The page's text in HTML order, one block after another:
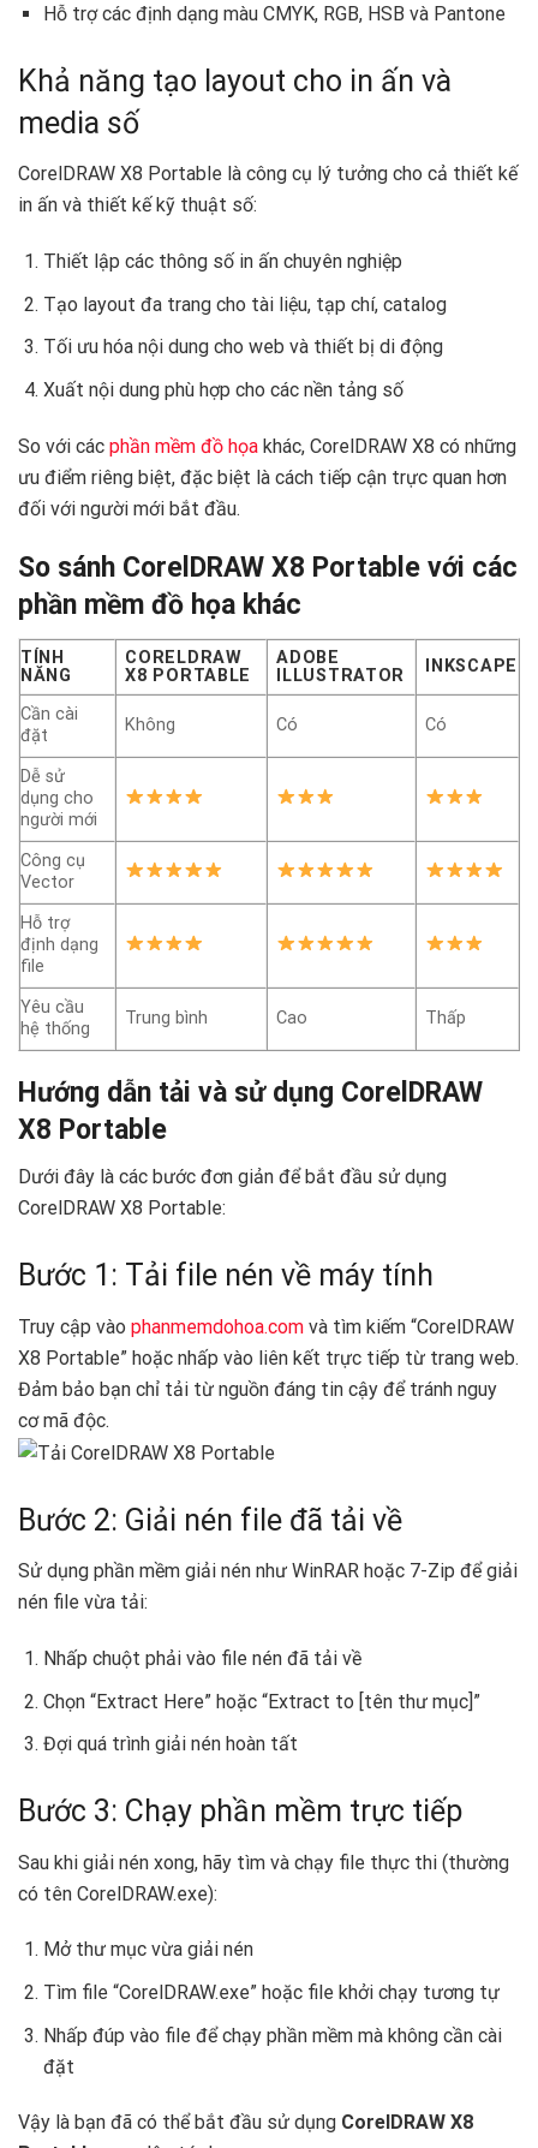
Hỗ trợ các định dạng màu CMYK, RGB, HSB và Pantone
Khả năng tạo layout cho in ấn và
media số
CorelDRAW X8 Portable là công cụ lý tưởng cho cả thiết kế
in ấn và thiết kế kỹ thuật số:
Thiết lập các thông số in ấn chuyên nghiệp
Tạo layout đa trang cho tài liệu, tạp chí, catalog
Tối ưu hóa nội dung cho web và thiết bị di động
Xuất nội dung phù hợp cho các nền tảng số
So với các phần mềm đồ họa khác, CorelDRAW X8 có những
ưu điểm riêng biệt, đặc biệt là cách tiếp cận trực quan hơn
đối với người mới bắt đầu.
So sánh CorelDRAW X8 Portable với các
phần mềm đồ họa khác
TÍNH
NĂNG
CORELDRAW
X8 PORTABLE
ADOBE
ILLUSTRATOR
INKSCAPE
Cần cài
đặt
Không Có Có
Dễ sử
dụng cho
người mới
Công cụ
Vector
Hỗ trợ
định dạng
file
Yêu cầu
hệ thống
Trung bình Cao Thấp
Hướng dẫn tải và sử dụng CorelDRAW
X8 Portable
Dưới đây là các bước đơn giản để bắt đầu sử dụng
CorelDRAW X8 Portable:
Bước 1: Tải file nén về máy tính
Truy cập vào phanmemdohoa.com và tìm kiếm “CorelDRAW
X8 Portable” hoặc nhấp vào liên kết trực tiếp từ trang web.
Đảm bảo bạn chỉ tải từ nguồn đáng tin cậy để tránh nguy
cơ mã độc.
Bước 2: Giải nén file đã tải về
Sử dụng phần mềm giải nén như WinRAR hoặc 7-Zip để giải
nén file vừa tải:
Nhấp chuột phải vào file nén đã tải về
Chọn “Extract Here” hoặc “Extract to [tên thư mục]”
Đợi quá trình giải nén hoàn tất
Bước 3: Chạy phần mềm trực tiếp
Sau khi giải nén xong, hãy tìm và chạy file thực thi (thường
có tên CorelDRAW.exe):
Mở thư mục vừa giải nén
Tìm file “CorelDRAW.exe” hoặc file khởi chạy tương tự
Nhấp đúp vào file để chạy phần mềm mà không cần cài
đặt
Vậy là bạn đã có thể bắt đầu sử dụng CorelDRAW X8